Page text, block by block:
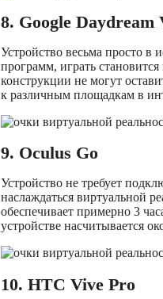
8. Google Daydream
Устройство весьма просто в
программ, играть
конструкции не могут
к различным площадкам в
9. Oculus Go
Устройство не требует
наслаждаться виртуальной
обеспечивает примерно 3
устройстве насчитывается
10. HTC Vive Pro